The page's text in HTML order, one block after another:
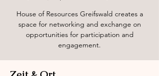
House of Resources Greifswald creates a
space for networking and exchange on
opportunities for participation and
engagement.